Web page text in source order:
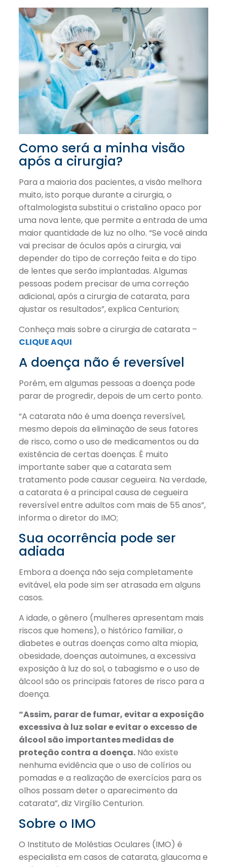
Como será a minha visão
após a cirurgia?
Para a maioria dos pacientes, a visão melhora
muito, isto porque durante a cirurgia, o
oftalmologista substitui o cristalino opaco por
uma nova lente, que permite a entrada de uma
maior quantidade de luz no olho. “Se você ainda
vai precisar de óculos após a cirurgia, vai
depender do tipo de correção feita e do tipo
de lentes que serão implantadas. Algumas
pessoas podem precisar de uma correção
adicional, após a cirurgia de catarata, para
ajustar os resultados”, explica Centurion;
Conheça mais sobre a cirurgia de catarata –
CLIQUE AQUI
A doença não é reversível
Porém, em algumas pessoas a doença pode
parar de progredir, depois de um certo ponto.
“A catarata não é uma doença reversível,
mesmo depois da eliminação de seus fatores
de risco, como o uso de medicamentos ou da
existência de certas doenças. É muito
importante saber que a catarata sem
tratamento pode causar cegueira. Na verdade,
a catarata é a principal causa de cegueira
reversível entre adultos com mais de 55 anos”,
informa o diretor do IMO;
Sua ocorrência pode ser
adiada
Embora a doença não seja completamente
evitável, ela pode sim ser atrasada em alguns
casos.
A idade, o gênero (mulheres apresentam mais
riscos que homens), o histórico familiar, o
diabetes e outras doenças como alta miopia,
obesidade, doenças autoimunes, a excessiva
exposição à luz do sol, o tabagismo e o uso de
álcool são os principais fatores de risco para a
doença.
“Assim, parar de fumar, evitar a exposição
excessiva à luz solar e evitar o excesso de
álcool são importantes medidas de
proteção contra a doença.Não existe
nenhuma evidência que o uso de colírios ou
pomadas e a realização de exercícios para os
olhos possam deter o aparecimento da
catarata”, diz Virgílio Centurion.
Sobre o IMO
O Instituto de Moléstias Oculares (IMO) é
especialista em casos de catarata, glaucoma e